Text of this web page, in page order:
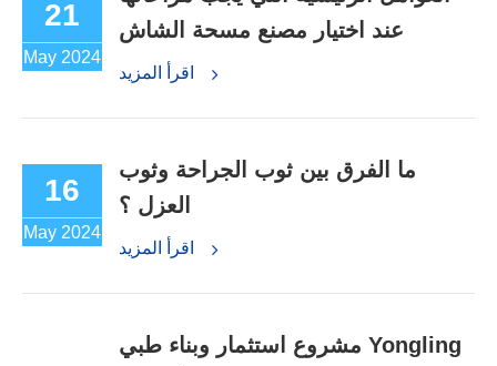
21
May 2024
عند اختيار مصنع مسحة الشاش
16
May 2024
ما الفرق بين ثوب الجراحة وثوب
العزل ؟
مشروع استثمار وبناء طبي Yongling